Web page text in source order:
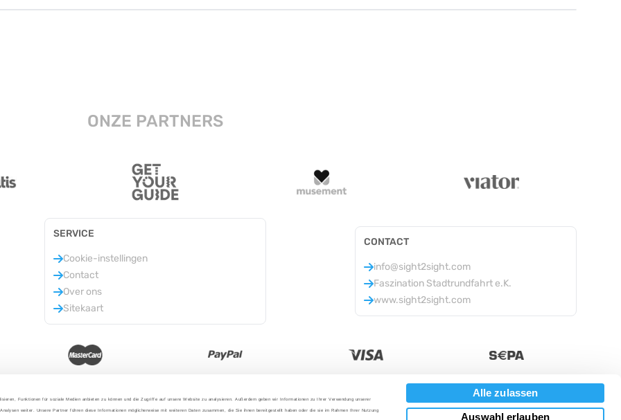
Funktionen für soziale Medien anbieten zu können und die Zugriffe auf unsere Website zu analysieren. Außerdem geben wir Informationen zu Ihrer Verwendung unserer
weiter. Unsere Partner führen diese Informationen möglicherweise mit weiteren Daten zusammen, die Sie ihnen bereitgestellt haben oder die sie im Rahmen Ihrer Nutzung
Alle zulassen
Auswahl erlauben
ONZE PARTNERS
SERVICE
Cookie-instellingen
Contact
Over ons
Sitekaart
CONTACT
info@sight2sight.com
Faszination Stadtrundfahrt e.K.
www.sight2sight.com
Valuta: